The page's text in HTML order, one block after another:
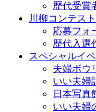
歴代受賞
川柳コンテスト
応募フォ
歴代入選
スペシャルイ
夫婦ボウ
いい夫婦
日本写真
いい夫婦